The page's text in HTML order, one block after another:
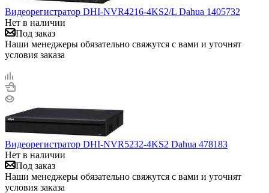
Видеорегистратор DHI-NVR4216-4KS2/L Dahua 1405732
Нет в наличии
Под заказ
Наши менеджеры обязательно свяжутся с вами и уточнят
условия заказа
Видеорегистратор DHI-NVR5232-4KS2 Dahua 478183
Нет в наличии
Под заказ
Наши менеджеры обязательно свяжутся с вами и уточнят
условия заказа